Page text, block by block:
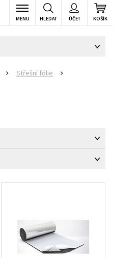
KOŠÍK
ÚČET
HLEDAT
MENU
Střešní fólie